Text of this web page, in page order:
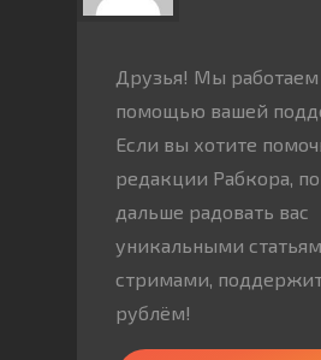
Друзья! Мы работаем
помощью вашей
Если вы хотите
редакции Рабкора,
дальше радовать вас
уникальными
стримами,
рублём!